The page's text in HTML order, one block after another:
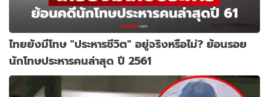
ไทยยังมีโทษ "ประหารชีวิต" อยู่จริงหรือไม่? ย้อนรอย
นักโทษประหารคนล่าสุด ปี 2561